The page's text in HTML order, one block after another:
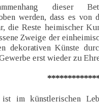
dieser
werden, dass es von
die Reste heimischer
Zweige der
dekorativen Künste
erst wieder zu
im künstlerischen